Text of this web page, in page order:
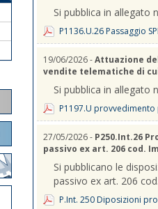
Si pubblica in allegato
P1136.U.26 Passaggio
19/06/2026 -Attuazione
vendite telematiche di cui
Si pubblica in allegato
P1197.U provvedimento
27/05/2026 - P250.Int.26
passivo ex art. 206 cod.
Si pubblicano le
passivo ex art. 206
P.Int. 250 Diposizioni